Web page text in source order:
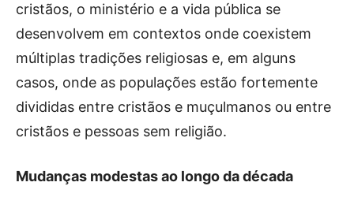
cristãos, o ministério e a vida pública se
desenvolvem em contextos onde coexistem
múltiplas tradições religiosas e, em alguns
casos, onde as populações estão fortemente
divididas entre cristãos e muçulmanos ou entre
cristãos e pessoas sem religião.
Mudanças modestas ao longo da década